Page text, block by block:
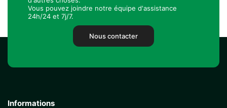
Vous pouvez joindre notre équipe d'assistance
24h/24 et 7j/7.
Nous contacter
Informations